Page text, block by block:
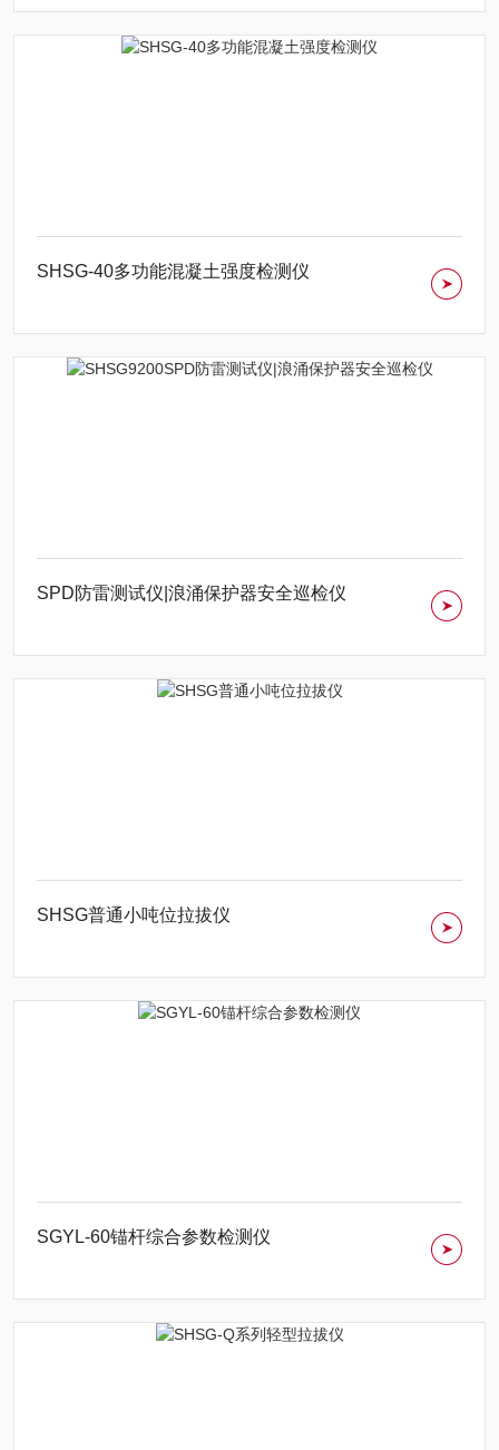
SHSG-40多功能混凝土强度检测仪
SPD防雷测试仪|浪涌保护器安全巡检仪
SHSG普通小吨位拉拔仪
SGYL-60锚杆综合参数检测仪